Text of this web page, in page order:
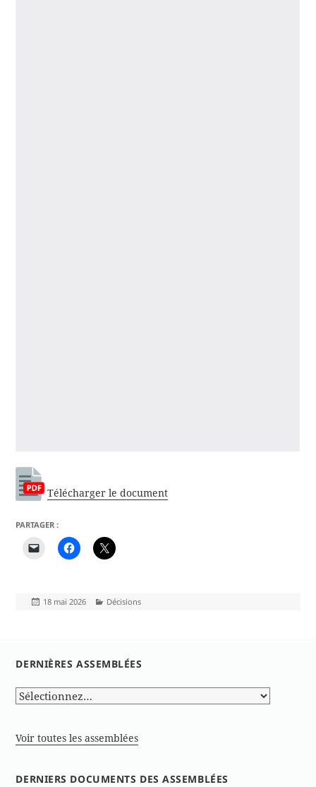
Télécharger le document
PARTAGER :
Publié
18 mai 2026 Catégories
Décisions
DERNIÈRES ASSEMBLÉES
Voir toutes les assemblées
DERNIERS DOCUMENTS DES ASSEMBLÉES